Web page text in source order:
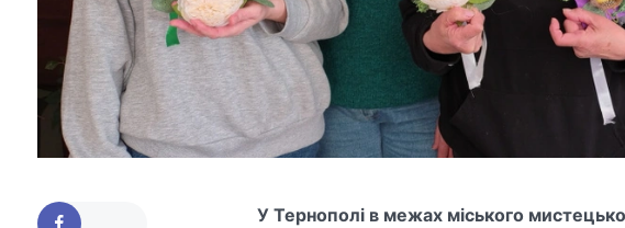
У Тернополі в межах міського